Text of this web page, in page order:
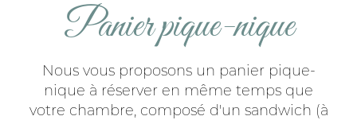
Panier pique-nique
Nous vous proposons un panier pique-
nique à réserver en même temps que
votre chambre, composé d'un sandwich (à